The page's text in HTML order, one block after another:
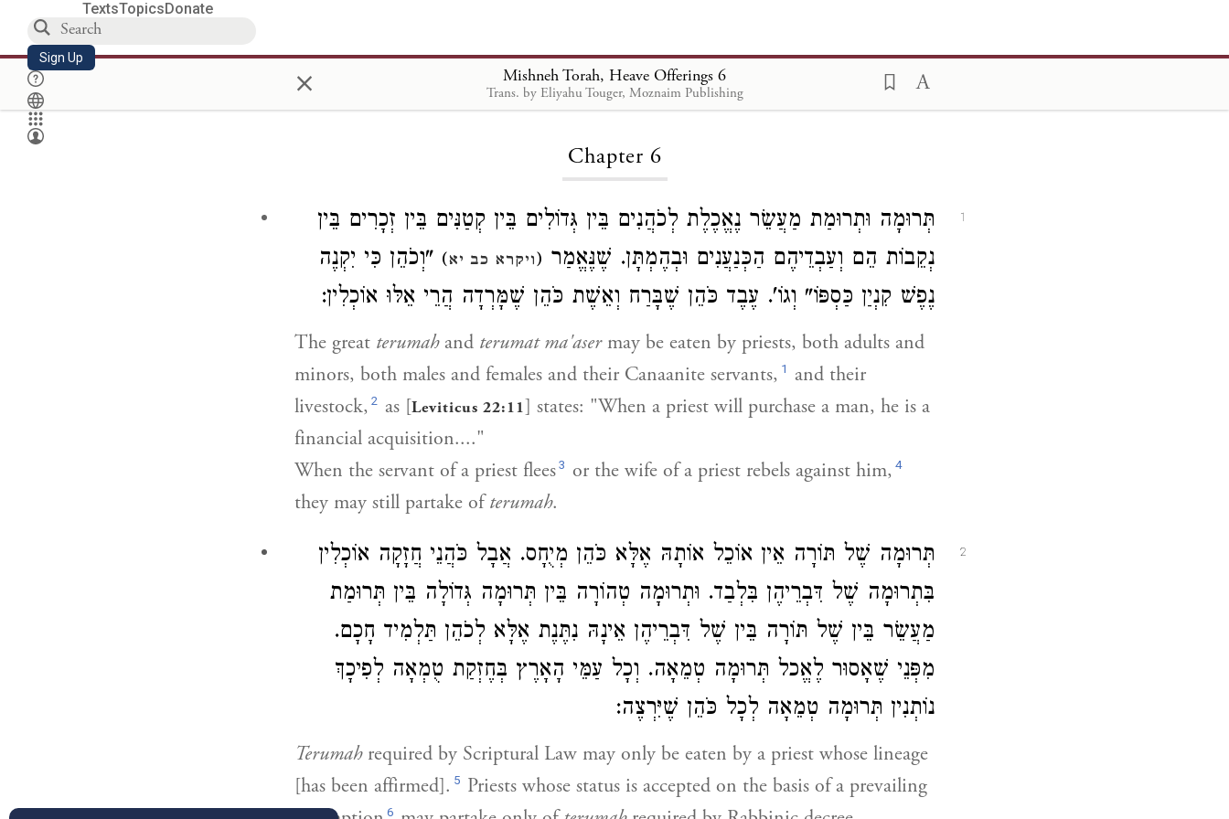
TextsTopicsDonate
Sign Up × Mishneh Torah, Heave Offerings 6
Trans. by Eliyahu Touger, Moznaim Publishing
Loading...
Chapter 6
1
תְּרוּמָה וּתְרוּמַת מַעֲשֵׂר נֶאֱכֶלֶת לְכֹהֲנִים בֵּין גְּדוֹלִים בֵּין קְטַנִּים בֵּין זְכָרִים בֵּין
נְקֵבוֹת הֵם וְעַבְדֵיהֶם הַכְּנַעֲנִים וּבְהֶמְתָּן. שֶׁנֶּאֱמַר (ויקרא כב יא) "וְכֹהֵן כִּי יִקְנֶה
נֶפֶשׁ קִנְיַן כַּסְפּוֹ" וְגוֹ'. עֶבֶד כֹּהֵן שֶׁבָּרַח וְאֵשֶׁת כֹּהֵן שֶׁמָּרְדָה הֲרֵי אֵלּוּ אוֹכְלִין:
The great terumahand terumat ma'asermay be eaten by priests, both adults and
minors, both males and females and their Canaanite servants, 1 and their
livestock, 2 as [Leviticus 22:11] states: "When a priest will purchase a man, he is a
financial acquisition...."
When the servant of a priest flees3 or the wife of a priest rebels against him, 4
they may still partake ofterumah.
2
תְּרוּמָה שֶׁל תּוֹרָה אֵין אוֹכֵל אוֹתָהּ אֶלָּא כֹּהֵן מְיֻחָס. אֲבָל כֹּהֲנֵי חֲזָקָה אוֹכְלִין
בִּתְרוּמָה שֶׁל דִּבְרֵיהֶן בִּלְבַד. וּתְרוּמָה טְהוֹרָה בֵּין תְּרוּמָה גְּדוֹלָה בֵּין תְּרוּמַת
מַעֲשֵׂר בֵּין שֶׁל תּוֹרָה בֵּין שֶׁל דִּבְרֵיהֶן אֵינָהּ נִתֶּנֶת אֶלָּא לְכֹהֵן תַּלְמִיד חָכָם.
מִפְּנֵי שֶׁאָסוּר לֶאֱכל תְּרוּמָה טְמֵאָה. וְכָל עַמֵּי הָאָרֶץ בְּחֶזְקַת טֻמְאָה לְפִיכָךְ
נוֹתְנִין תְּרוּמָה טְמֵאָה לְכָל כֹּהֵן שֶׁיִּרְצֶה:
Terumahrequired by Scriptural Law may only be eaten by a priest whose lineage
[has been affirmed]. 5 Priests whose status is accepted on the basis of a prevailing
6